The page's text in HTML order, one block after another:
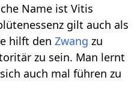
Name ist Vitis
gilt auch als
hilft denZwang zu
zu sein. Man lernt
auch mal führen zu